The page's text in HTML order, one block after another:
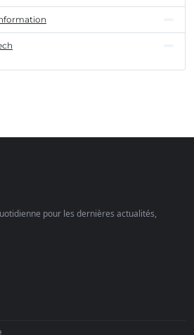
pour les dernières actualités,